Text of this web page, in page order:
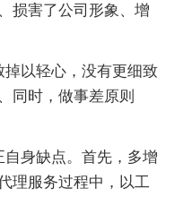
损害了公司形象、增
以轻心，没有更细致
同时，做事差原则
身缺点。首先，多增
理服务过程中，以工